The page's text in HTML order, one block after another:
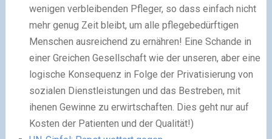
wenigen verbleibenden Pfleger, so dass einfach nicht
mehr genug Zeit bleibt, um alle pflegebedürftigen
Menschen ausreichend zu ernähren! Eine Schande in
einer Greichen Gesellschaft wie der unseren, aber eine
logische Konsequenz in Folge der Privatisierung von
sozialen Dienstleistungen und das Bestreben, mit
ihenen Gewinne zu erwirtschaften. Dies geht nur auf
Kosten der Patienten und der Qualität!)